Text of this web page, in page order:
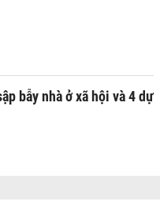
bẫy nhà ở xã hội và 4 dự